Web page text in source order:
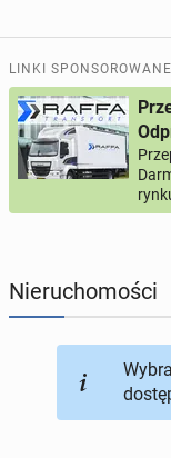
PROFILE
USŁUGI
KUPIĘ &
LINKI SPONSOROWANE
Nieruchomości